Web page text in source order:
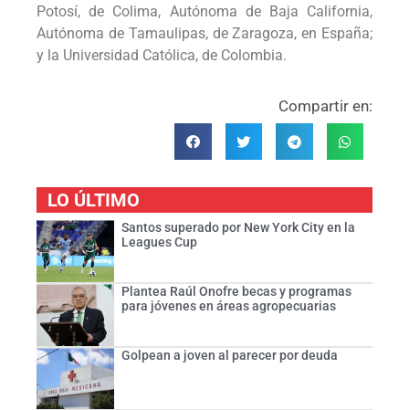
Potosí, de Colima, Autónoma de Baja California,
Autónoma de Tamaulipas, de Zaragoza, en España;
y la Universidad Católica, de Colombia.
Compartir en:
LO ÚLTIMO
Santos superado por New York City en la
Leagues Cup
Plantea Raúl Onofre becas y programas
para jóvenes en áreas agropecuarias
Golpean a joven al parecer por deuda